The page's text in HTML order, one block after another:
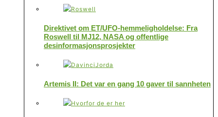
Direktivet om ET/UFO-hemmeligholdelse: Fra
Roswell til MJ12, NASA og offentlige
desinformasjonsprosjekter
Artemis II: Det var en gang 10 gaver til sannheten